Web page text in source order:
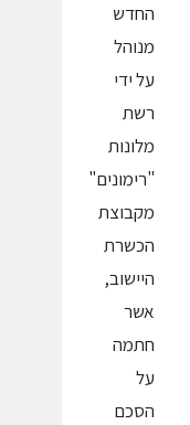
החדש
מנוהל
על ידי
רשת
מלונות
"רימונים"
מקבוצת
הכשרת
היישוב,
אשר
חתמה
על
הסכם